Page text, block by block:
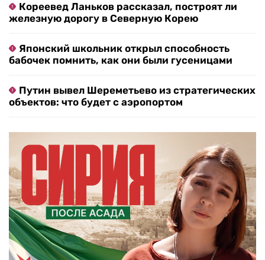
Кореевед Ланьков рассказал, построят ли
железную дорогу в Северную Корею
Японский школьник открыл способность
бабочек помнить, как они были гусеницами
Путин вывел Шереметьево из стратегических
объектов: что будет с аэропортом